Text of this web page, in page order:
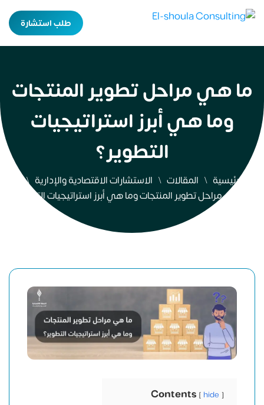
طلب استشارة
ما هي مراحل تطوير المنتجات
وما هي أبرز استراتيجيات
التطوير؟
الرئيسية المقالات
الاستشارات الاقتصادية والإدارية
ما هي مراحل تطوير المنتجات وما هي أبرز استراتيجيات التطوير؟
Contents hide